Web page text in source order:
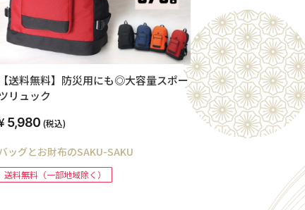
【送料無料】防災用にも◎大容量スポー
リュック
5,980 (税込)
ッグとお財布のSAKU-SAKU
送料無料（一部地域除く）